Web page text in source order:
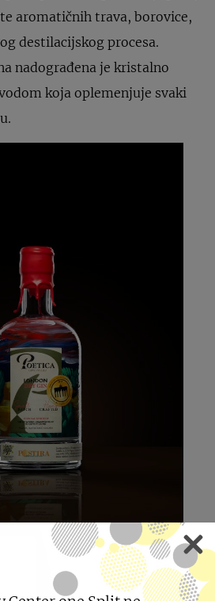
aromatičnih trava, borovice,
destilacijskog procesa.
nadograđena je kristalno
koja oplemenjuje svaki